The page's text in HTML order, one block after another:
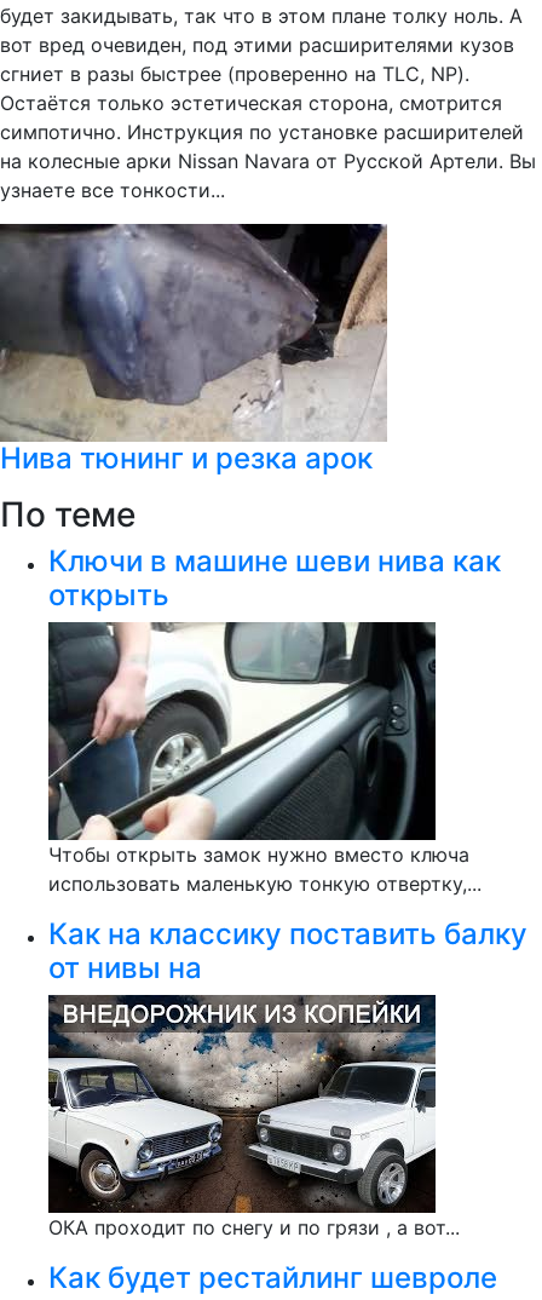
будет закидывать, так что в этом плане толку ноль. А
вот вред очевиден, под этими расширителями кузов
сгниет в разы быстрее (проверенно на TLC, NP).
Остаётся только эстетическая сторона, смотрится
симпотично. Инструкция по установке расширителей
на колесные арки Nissan Navara от Русской Артели. Вы
узнаете все тонкости...
Нива тюнинг и резка арок
По теме
Ключи в машине шеви нива как
открыть
Чтобы открыть замок нужно вместо ключа
использовать маленькую тонкую отвертку,...
Как на классику поставить балку
от нивы на
ОКА проходит по снегу и по грязи , а вот...
Как будет рестайлинг шевроле